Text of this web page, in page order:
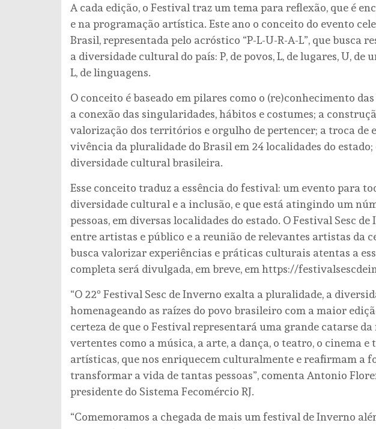
A cada edição, o Festival traz um tema para reflexão, que é
e na programação artística. Este ano o conceito do evento
Brasil, representada pelo acróstico “P-L-U-R-A-L”, que busca
a diversidade cultural do país: P, de povos, L, de lugares, U, de
L, de linguagens.
O conceito é baseado em pilares como o (re)conhecimento
a conexão das singularidades, hábitos e costumes; a
valorização dos territórios e orgulho de pertencer; a troca de
vivência da pluralidade do Brasil em 24 localidades do estado;
diversidade cultural brasileira.
Esse conceito traduz a essência do festival: um evento para
diversidade cultural e a inclusão, e que está atingindo um
pessoas, em diversas localidades do estado. O Festival Sesc
entre artistas e público e a reunião de relevantes artistas da
busca valorizar experiências e práticas culturais atentas a
completa será divulgada, em breve, em https://
“O 22º Festival Sesc de Inverno exalta a pluralidade, a
homenageando as raízes do povo brasileiro com a maior
certeza de que o Festival representará uma grande catarse
vertentes como a música, a arte, a dança, o teatro, o cinema e
artísticas, que nos enriquecem culturalmente e reafirmam a
transformar a vida de tantas pessoas”, comenta Antonio
presidente do Sistema Fecomércio RJ.
“Comemoramos a chegada de mais um festival de Inverno